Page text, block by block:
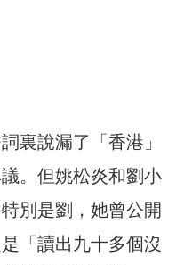
裏說漏了「香港」
。但姚松炎和劉小
別是劉，她曾公開
「讀出九十多個沒